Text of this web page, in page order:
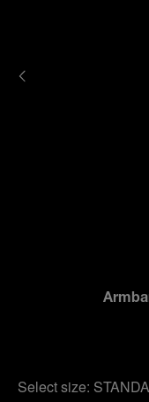
Select size: